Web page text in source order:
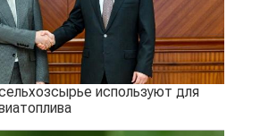
используют для